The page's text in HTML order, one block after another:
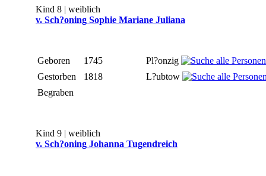
Kind 8 | weiblich
v. Sch?oning Sophie Mariane Juliana
Geboren 1745
Pl?onzig
Gestorben
1818
L?ubtow
Begraben
Kind 9 | weiblich
v. Sch?oning Johanna Tugendreich